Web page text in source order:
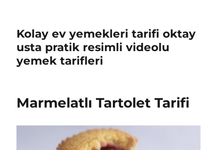
Kolay ev yemekleri tarifi oktay
usta pratik resimli videolu
yemek tarifleri
Marmelatlı Tartolet Tarifi